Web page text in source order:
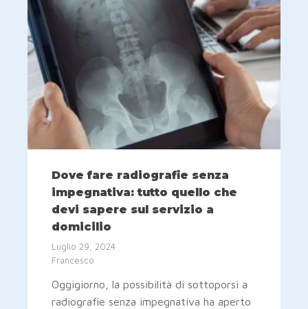
Dove fare radiografie senza
impegnativa: tutto quello che
devi sapere sul servizio a
domicilio
Luglio 29, 2024
Francesco
Oggigiorno, la possibilità di sottoporsi a
radiografie senza impegnativa ha aperto